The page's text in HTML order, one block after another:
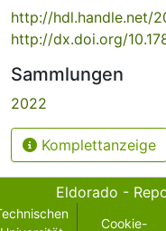
http://hdl.handle.net/
http://dx.doi.org/
Sammlungen
2022
Komplettanzeige
Eldorado -
Cookie-